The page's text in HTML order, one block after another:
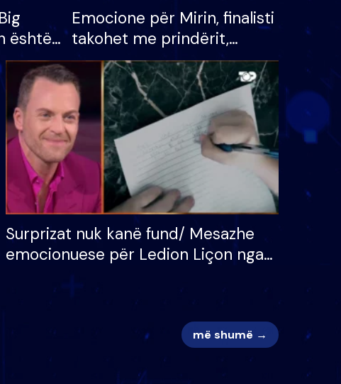
është
shtëpinë
për
Emocione për Mirin, finalisti
takohet me prindërit,
vajzën dhe bashkëshorten:
S’kemi ndonjë letër divorci
apo jo?
Surprizat nuk kanë fund/ Mesazhe
emocionuese për Ledion Liçon nga
më shumë →